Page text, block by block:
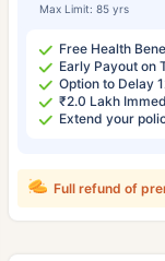
Max Limit: 85 yrs
Free Health
Early Payout on
Option to Delay
₹2.0 Lakh
Extend your
Full refund of